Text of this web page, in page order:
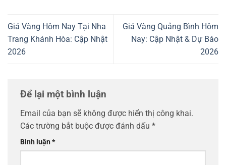
Giá Vàng Hôm Nay Tại Nha
Trang Khánh Hòa: Cập Nhật
2026
Giá Vàng Quảng Bình Hôm
Nay: Cập Nhật & Dự Báo
2026
Để lại một bình luận
Email của bạn sẽ không được hiển thị công khai.
Các trường bắt buộc được đánh dấu *
Bình luận*